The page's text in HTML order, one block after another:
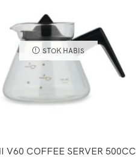
STOK HABIS
V60 COFFEE SERVER 500CC